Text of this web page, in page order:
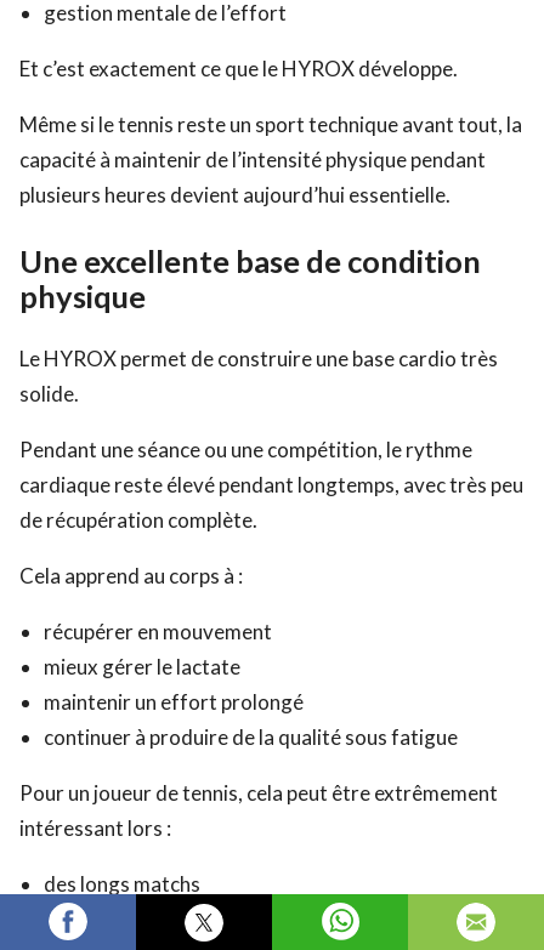
gestion mentale de l’effort
Et c’est exactement ce que le HYROX développe.
Même si le tennis reste un sport technique avant tout, la
capacité à maintenir de l’intensité physique pendant
plusieurs heures devient aujourd’hui essentielle.
Une excellente base de condition
physique
Le HYROX permet de construire une base cardio très
solide.
Pendant une séance ou une compétition, le rythme
cardiaque reste élevé pendant longtemps, avec très peu
de récupération complète.
Cela apprend au corps à :
récupérer en mouvement
mieux gérer le lactate
maintenir un effort prolongé
continuer à produire de la qualité sous fatigue
Pour un joueur de tennis, cela peut être extrêmement
intéressant lors :
des longs matchs
des tournois avec plusieurs rencontres